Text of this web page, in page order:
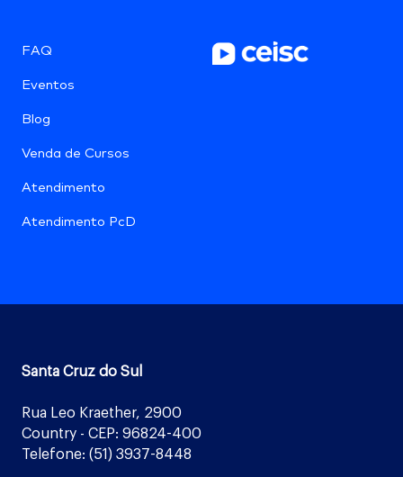
FAQ
Eventos
Blog
Venda de Cursos
Atendimento
Atendimento PcD
Santa Cruz do Sul
Rua Leo Kraether, 2900
Country - CEP: 96824-400
Telefone: (51) 3937-8448